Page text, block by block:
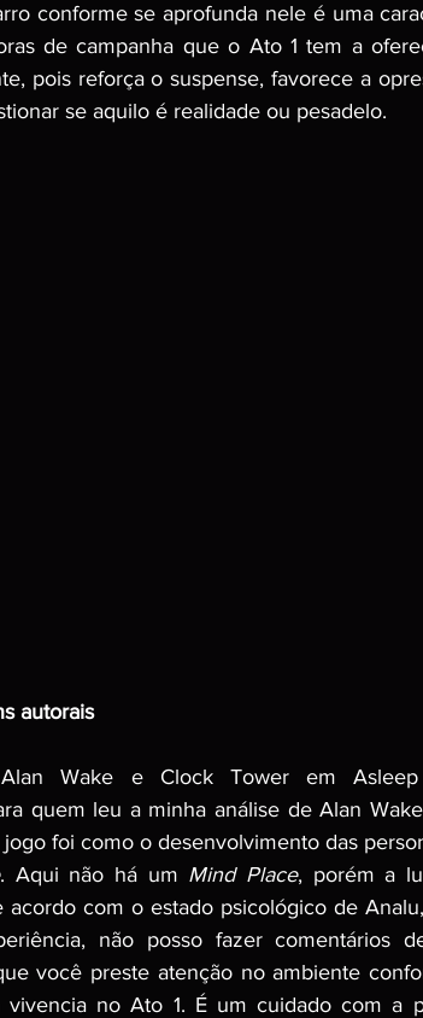
conforme se aprofunda nele é uma
de campanha que o Ato 1 tem a
pois reforça o suspense, favorece a
se aquilo é realidade ou pesadelo.
autorais
Wake e Clock Tower em
quem leu a minha análise de Alan
foi como o desenvolvimento das
. Aqui não há um Mind Place, porém a
com o estado psicológico de
não posso fazer comentários
você preste atenção no ambiente
vivencia no Ato 1. É um cuidado com a